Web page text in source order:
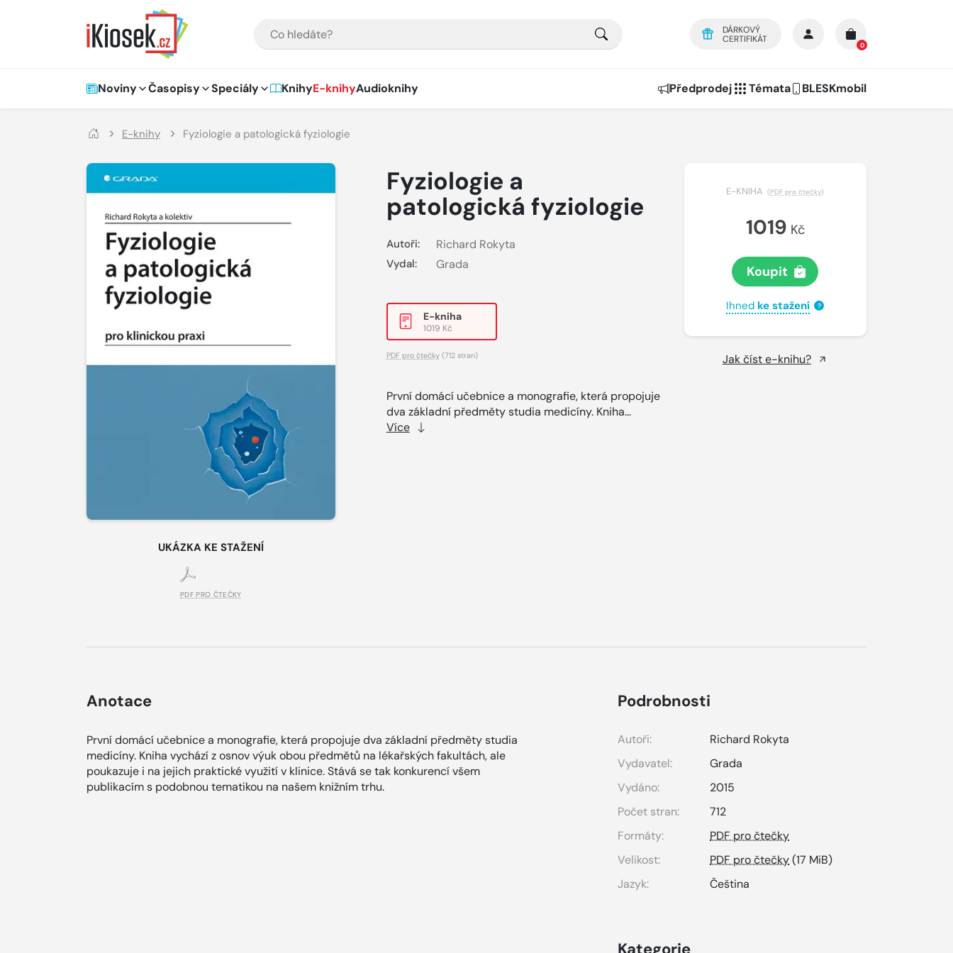
DÁRKOVÝ
CERTIFIKÁT
0
Hlavní navigace
Noviny Časopisy Speciály KnihyE-knihyAudioknihy Předprodej Témata BLESKmobil
E-knihy Fyziologie a patologická fyziologie
UKÁZKA KE STAŽENÍ
PDF PRO ČTEČKY
Fyziologie a
patologická fyziologie
Autoři: Richard Rokyta
Vydal: Grada
E-kniha
1019 Kč
PDF pro čtečky(712 stran)
První domácí učebnice a monografie, která propojuje
dva základní předměty studia medicíny. Kniha...
Více
E-KNIHA (PDF pro čtečky)
1019 Kč
Koupit
Ihned ke stažení ?
Jak číst e-knihu?
Anotace
První domácí učebnice a monografie, která propojuje dva základní předměty studia
medicíny. Kniha vychází z osnov výuk obou předmětů na lékařských fakultách, ale
poukazuje i na jejich praktické využití v klinice. Stává se tak konkurencí všem
publikacím s podobnou tematikou na našem knižním trhu.
Podrobnosti
Autoři:
Richard Rokyta
Vydavatel:
Grada
Vydáno:
2015
Počet stran:
712
Formáty:
PDF pro čtečky
Velikost:
PDF pro čtečky(17 MiB)
Jazyk:
Čeština